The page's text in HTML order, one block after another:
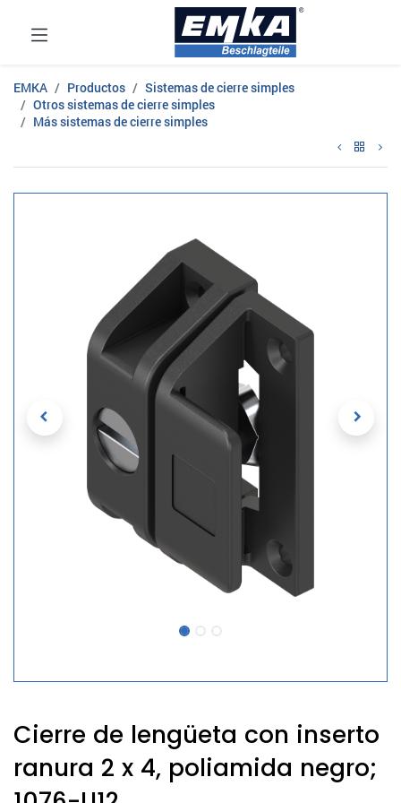
EMKA Productos
Sistemas de cierre simples
Otros sistemas de cierre simples
Más sistemas de cierre simples
Cierre de lengüeta con inserto
ranura 2 x 4, poliamida negro;